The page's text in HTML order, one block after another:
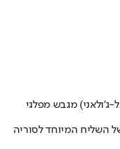
מגבש מפלגי
השליח המיוחד לסוריה